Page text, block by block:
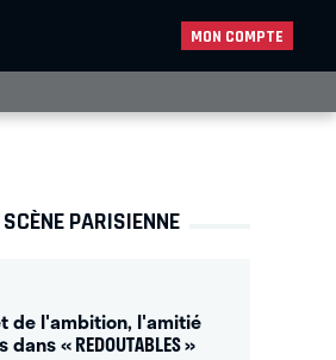
MON COMPTE
PARISIENNE
de l'ambition, l'amitié
« REDOUTABLES »